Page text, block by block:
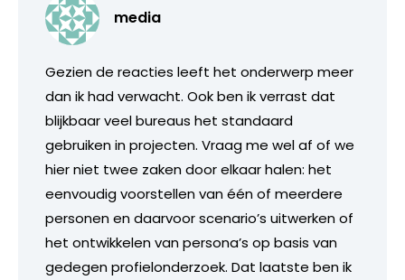
media
Gezien de reacties leeft het onderwerp meer
dan ik had verwacht. Ook ben ik verrast dat
blijkbaar veel bureaus het standaard
gebruiken in projecten. Vraag me wel af of we
hier niet twee zaken door elkaar halen: het
eenvoudig voorstellen van één of meerdere
personen en daarvoor scenario’s uitwerken of
het ontwikkelen van persona’s op basis van
gedegen profielonderzoek. Dat laatste ben ik